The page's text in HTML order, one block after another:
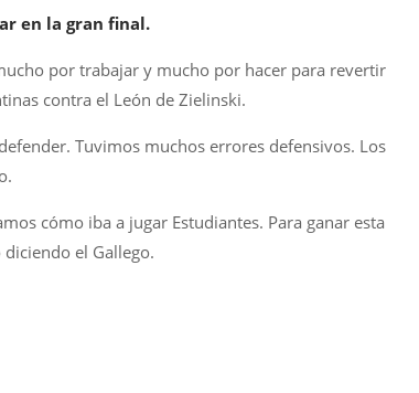
en la gran final.
por trabajar y mucho por hacer para revertir
contra el León de Zielinski.
Tuvimos muchos errores defensivos. Los
cómo iba a jugar Estudiantes. Para ganar esta
el Gallego.